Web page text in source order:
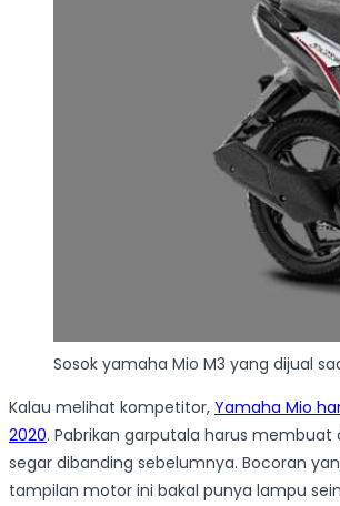
Sosok yamaha Mio M3 yang dijual
Kalau melihat kompetitor, Yamaha Mio
2020. Pabrikan garputala harus membuat
segar dibanding sebelumnya. Bocoran
tampilan motor ini bakal punya lampu